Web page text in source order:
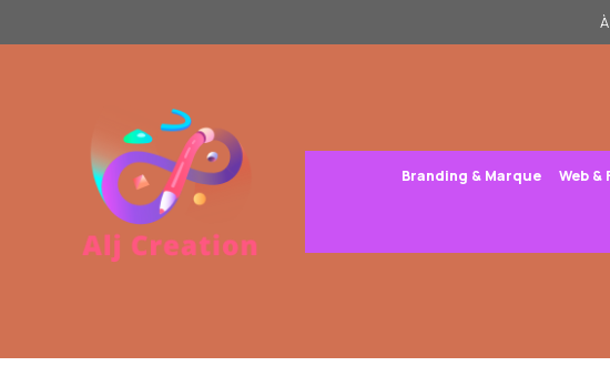
au
Branding & Marque Web &